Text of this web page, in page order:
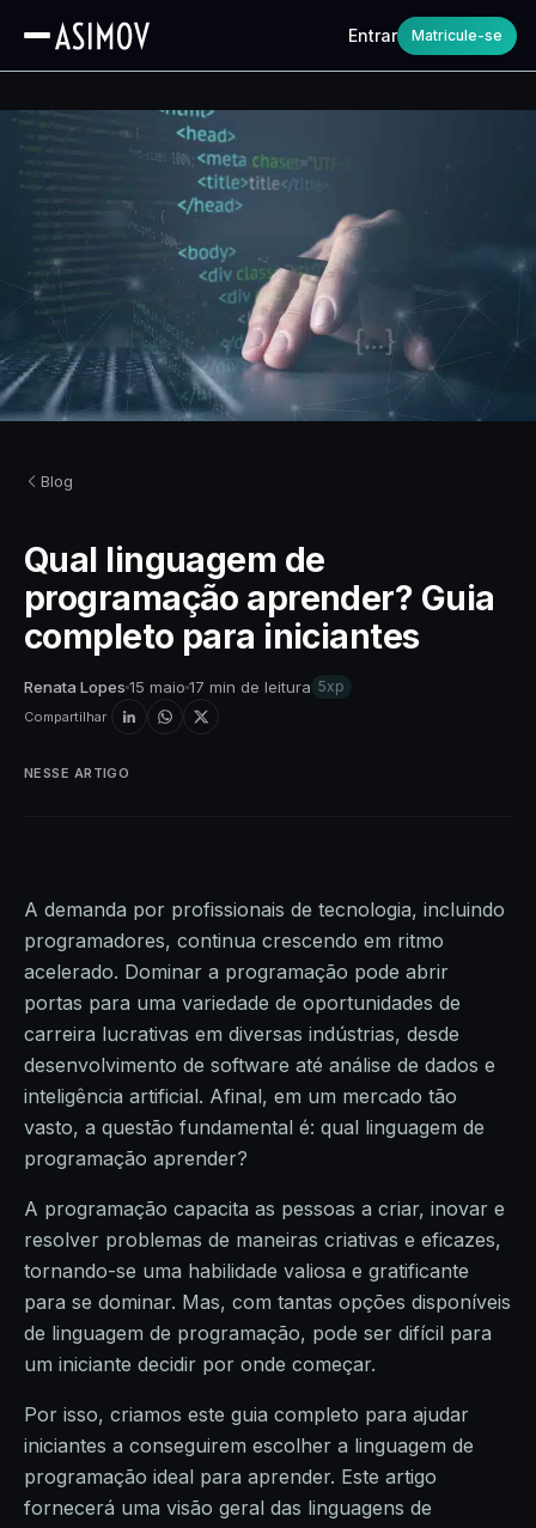
Entrar Matricule-se
Blog
Qual linguagem de
programação aprender? Guia
completo para iniciantes
Renata Lopes 15 maio 17 min de leitura 5xp
Compartilhar
A demanda por profissionais de tecnologia, incluindo
programadores, continua crescendo em ritmo
acelerado. Dominar a programação pode abrir
portas para uma variedade de oportunidades de
carreira lucrativas em diversas indústrias, desde
desenvolvimento de software até análise de dados e
inteligência artificial. Afinal, em um mercado tão
vasto, a questão fundamental é: qual linguagem de
programação aprender?
A programação capacita as pessoas a criar, inovar e
resolver problemas de maneiras criativas e eficazes,
tornando-se uma habilidade valiosa e gratificante
para se dominar. Mas, com tantas opções disponíveis
de linguagem de programação, pode ser difícil para
um iniciante decidir por onde começar.
Por isso, criamos este guia completo para ajudar
iniciantes a conseguirem escolher a linguagem de
programação ideal para aprender. Este artigo
fornecerá uma visão geral das linguagens de
NESSE ARTIGO